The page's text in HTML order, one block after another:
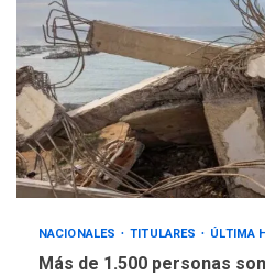
NACIONALES TITULARES ÚLTIMA
Más de 1.500 personas